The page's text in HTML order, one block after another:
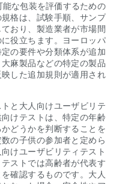
な包装を評価するための
格は、試験手順、サンプ
おり、製造業者が市場間
役立ちます。ヨーロッパ
の要件や分類体系が追加
麻製品などの特定の製品
した追加規則が適用され
と大人向けユーザビリテ
けテストは、特定の年齢
どうかを判断することを
の子供の参加者と定めら
けユーザビリティテスト
ストでは高齢者が代表す
確認するものです。大人